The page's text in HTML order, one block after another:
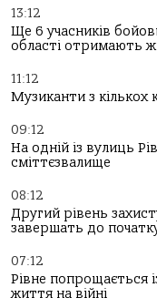
13:12
Ще 6 учасників
області отримають
11:12
Музиканти з кількох
09:12
На одній із вулиць
сміттєзвалище
08:12
Другий рівень
завершать до
07:12
Рівне попрощається
життя на війні